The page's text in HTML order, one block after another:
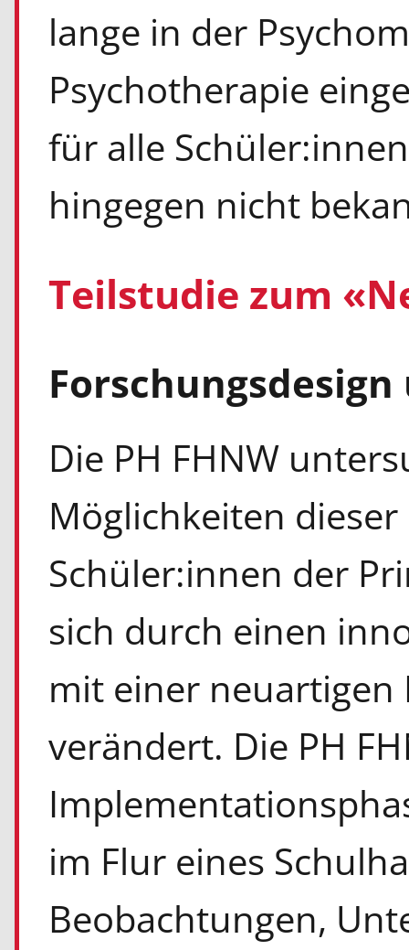
lange in der
Psychotherapie
für alle
hingegen nicht
Teilstudie zum
Die PH FHNW
Möglichkeiten
Schüler:innen der
sich durch einen
mit einer
verändert. Die PH
im Flur eines
Beobachtungen,